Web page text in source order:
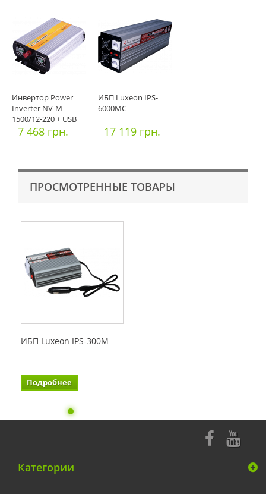
Инвертор Power
Inverter NV-M
1500/12-220 + USB
7 468 грн.
ИБП Luxeon IPS-
6000MC
17 119 грн.
ПРОСМОТРЕННЫЕ ТОВАРЫ
ИБП Luxeon IPS-300M
Подробнее
Категории